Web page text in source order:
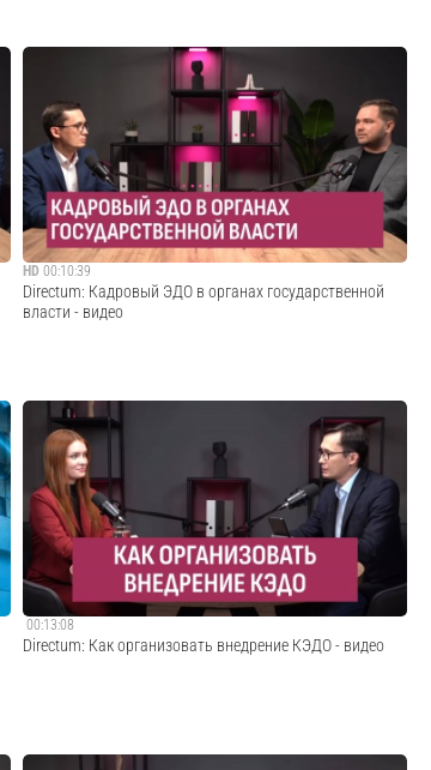
Одно из главных условий успешного внедрения КЭДО —
это вовлечение сотрудников в новую систему. Но на этом
этапе многие компании сталкиваются с трудностями:
работники не понимают, зачем им кадровый
электронный документооборот, боятся, что си...
Cмотреть видео
HD 00:10:39
Directum: Кадровый ЭДО в органах государственной
власти - видео
Если раньше КЭДО использовали преимущественно
коммерческие организации, то теперь и
государственные органы переводят кадровые процессы
в цифровой формат. Это помогает тратить меньше
времени и ресурсов на оформление, согласование,
подписание...
Cмотреть видео
00:13:08
Directum: Как организовать внедрение КЭДО - видео